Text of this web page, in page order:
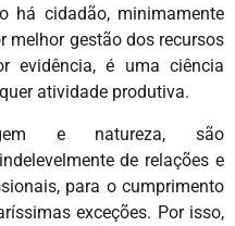
há cidadão, minimamente
melhor gestão dos recursos
evidência, é uma ciência
atividade produtiva.
e natureza, são
de relações e
para o cumprimento
exceções. Por isso,